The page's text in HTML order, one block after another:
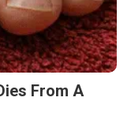
From A